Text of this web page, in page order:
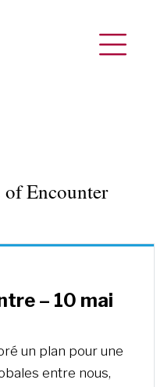
of Encounter
– 10 mai
un plan pour une
entre nous,